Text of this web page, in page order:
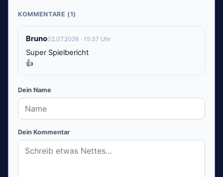
KOMMENTARE (1)
Bruno02.07.2026 · 15:37 Uhr
Super Spielbericht
👍
Dein Name
Dein Kommentar